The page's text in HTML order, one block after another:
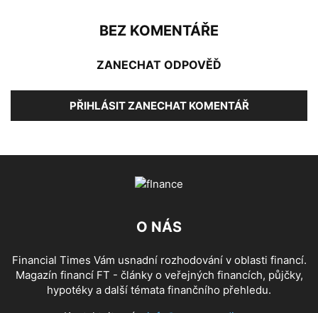
BEZ KOMENTÁŘE
ZANECHAT ODPOVĚĎ
PŘIHLÁSIT ZANECHAT KOMENTÁŘ
O NÁS
Financial Times Vám usnadní rozhodování v oblasti financí.
Magazín financí FT - články o veřejných financích, půjčky,
hypotéky a další témata finančního přehledu.